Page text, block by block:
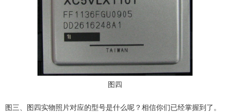
图四
图三、图四实物照片对应的型号是什么呢？相信你们已经掌握到了。